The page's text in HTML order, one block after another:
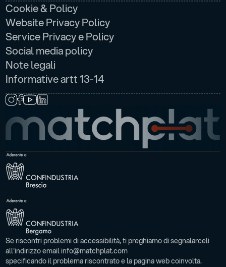
Cookie & Policy
Website Privacy Policy
Service Privacy e Policy
Social media policy
Note legali
Informative artt 13-14
Se riscontri problemi di accessibilità, ti preghiamo di segnalarceli
all'indirizzo email info@matchplat.com
specificando il problema riscontrato e la pagina web coinvolta.